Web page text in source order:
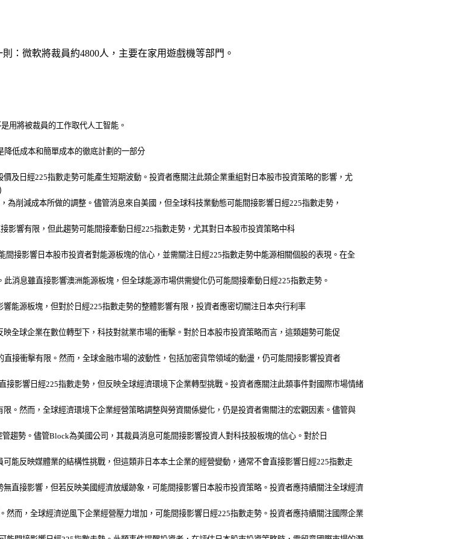
：微軟將裁員約4800人，主要在家用遊戲機等部門。
用將被裁員的工作取代人工智能。
降低成本和簡單成本的徹底計劃的一部分
及日經225指數走勢可能產生短期波動。投資者應關注此類企業重組對日本股市投資策略的影響，尤
削減成本所做的調整。儘管消息來自美國，但全球科技業動態可能間接影響日經225指數走勢，
影響有限，但此趨勢可能間接牽動日經225指數走勢，尤其對日本股市投資策略中科
接影響日本股市投資者對能源板塊的信心，並需關注日經225指數走勢中能源相關個股的表現。在全
消息雖直接影響澳洲能源板塊，但全球能源市場供需變化仍可能間接牽動日經225指數走勢。
能源板塊，但對於日經225指數走勢的整體影響有限，投資者應密切關注日本央行利率
全球企業在數位轉型下，科技對就業市場的衝擊。對於日本股市投資策略而言，這類趨勢可能促
接衝擊有限。然而，全球金融市場的波動性，包括加密貨幣領域的動盪，仍可能間接影響投資者
影響日經225指數走勢，但反映全球經濟環境下企業轉型挑戰。投資者應關注此類事件對國際市場情緒
。然而，全球經濟環境下企業經營策略調整與勞資關係變化，仍是投資者需關注的宏觀因素。儘管與
趨勢。儘管Block為美國公司，其裁員消息可能間接影響投資人對科技股板塊的信心。對於日
能反映媒體業的結構性挑戰，但這類非日本本土企業的經營變動，通常不會直接影響日經225指數走
直接影響，但若反映美國經濟放緩跡象，可能間接影響日本股市投資策略。投資者應持續關注全球經濟
而，全球經濟逆風下企業經營壓力增加，可能間接影響日經225指數走勢。投資者應持續關注國際企業